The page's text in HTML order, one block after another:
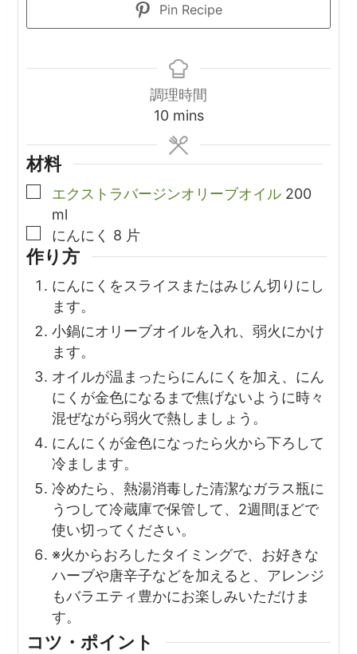
Pin Recipe
調理時間
10minutes
mins
材料
▢
エクストラバージンオリーブオイル 200
ml
▢
にんにく 8 片
作り方
にんにくをスライスまたはみじん切りにし
ます。
小鍋にオリーブオイルを入れ、弱火にかけ
ます。
オイルが温まったらにんにくを加え、にん
にくが金色になるまで焦げないように時々
混ぜながら弱火で熱しましょう。
にんにくが金色になったら火から下ろして
冷まします。
冷めたら、熱湯消毒した清潔なガラス瓶に
うつして冷蔵庫で保管して、2週間ほどで
使い切ってください。
※火からおろしたタイミングで、お好きな
ハーブや唐辛子などを加えると、アレンジ
もバラエティ豊かにお楽しみいただけま
す。
コツ・ポイント